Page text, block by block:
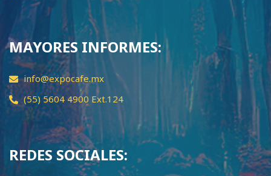
MAYORES INFORMES:
info@expocafe.mx
(55) 5604 4900 Ext.124
REDES SOCIALES: